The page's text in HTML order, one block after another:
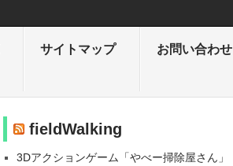
サイトマップ お問い合わせ
fieldWalking
3Dアクションゲーム「やべー掃除屋さん」